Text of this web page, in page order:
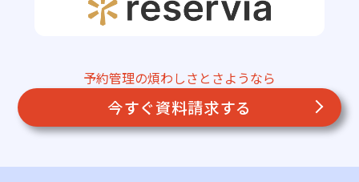
予約管理の煩わしさとさようなら
今すぐ資料請求する